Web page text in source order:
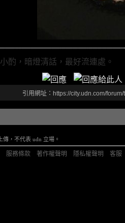
酌，暗燈清話，最好流連處。
引用網址：https://city.udn.com/
，不代表 udn 立場。
服務條款 著作權聲明 隱私權聲明 客服